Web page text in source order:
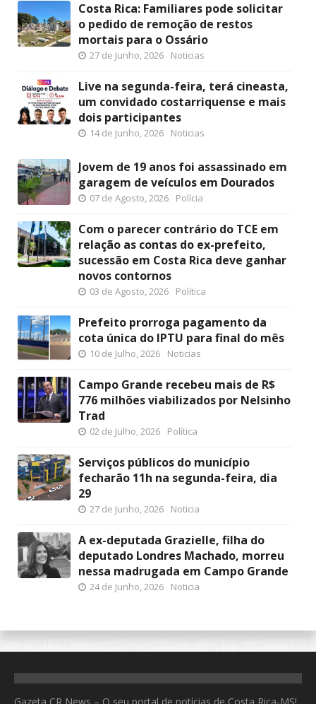
Costa Rica: Familiares pode solicitar
o pedido de remoção de restos
mortais para o Ossário
27 de Junho, 2026 Noticias
Live na segunda-feira, terá cineasta,
um convidado costarriquense e mais
dois participantes
14 de Junho, 2026 Noticias
Jovem de 19 anos foi assassinado em
garagem de veículos em Dourados
07 de Agosto, 2026 Polícia
Com o parecer contrário do TCE em
relação as contas do ex-prefeito,
sucessão em Costa Rica deve ganhar
novos contornos
03 de Agosto, 2026 Política
Prefeito prorroga pagamento da
cota única do IPTU para final do mês
10 de Julho, 2026 Noticias
Campo Grande recebeu mais de R$
776 milhões viabilizados por Nelsinho
Trad
02 de Julho, 2026 Política
Serviços públicos do município
fecharão 11h na segunda-feira, dia
29
27 de Junho, 2026 Noticia
A ex-deputada Grazielle, filha do
deputado Londres Machado, morreu
nessa madrugada em Campo Grande
24 de Junho, 2026 Noticia